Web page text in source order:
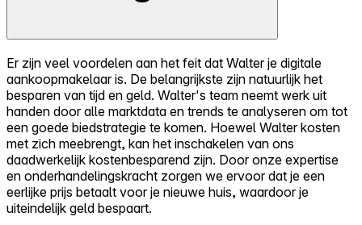
Er zijn veel voordelen aan het feit dat Walter je digitale
aankoopmakelaar is. De belangrijkste zijn natuurlijk het
besparen van tijd en geld. Walter's team neemt werk uit
handen door alle marktdata en trends te analyseren om tot
een goede biedstrategie te komen. Hoewel Walter kosten
met zich meebrengt, kan het inschakelen van ons
daadwerkelijk kostenbesparend zijn. Door onze expertise
en onderhandelingskracht zorgen we ervoor dat je een
eerlijke prijs betaalt voor je nieuwe huis, waardoor je
uiteindelijk geld bespaart.